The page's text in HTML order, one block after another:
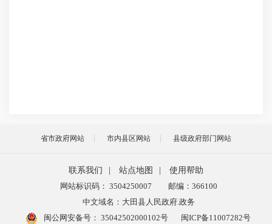
省市政府网站 市内县区网站 县级政府部门网站
联系我们 站点地图
使用帮助
网站标识码： 3504250007
邮编：366100
中文域名：大田县人民政府.政务
闽公网安备号： 35042502000102号 闽ICP备11007282号